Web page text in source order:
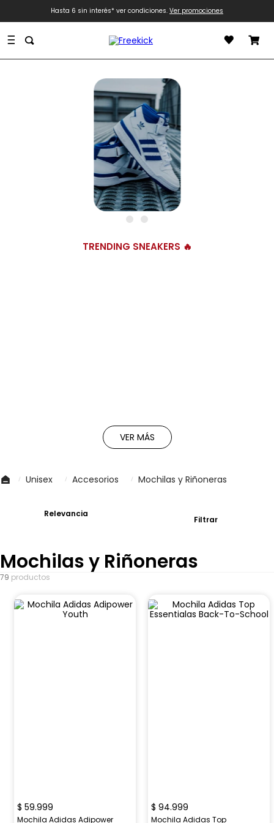
Hasta 6 sin interés* ver condiciones. Ver promociones
TRENDING SNEAKERS 🔥
VER MÁS
Unisex Accesorios Mochilas y Riñoneras
Relevancia
Filtrar
Mochilas y Riñoneras
79 productos
$ 59.999
Mochila Adidas Adipower
$ 94.999
Mochila Adidas Top